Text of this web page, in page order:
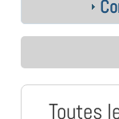
Toutes